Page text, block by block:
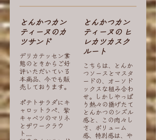
とんかつカン
ティーヌのカ
ツサンド
デリカテッセン業
態のときからご好
評いただいている
本商品、今でも販
売しております。
ポテトサラダにキ
ャロットラペ、紫
キャベツのマリネ
とザワークラウ
ト…
とんかつカン
ティーヌの ヒ
レカツカスク
ルート
こちらは、とんか
つソースとマスタ
ードの、オーソド
ックスな組み合わ
せ。しかしやっぱ
り熱々の揚げたて
とんかつのシズル
感と、この肉々し
さ、ボリューム
感、特別感は、や